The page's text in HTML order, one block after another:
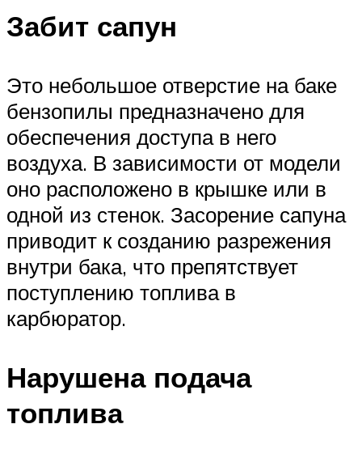
Забит сапун
Это небольшое отверстие на баке
бензопилы предназначено для
обеспечения доступа в него
воздуха. В зависимости от модели
оно расположено в крышке или в
одной из стенок. Засорение сапуна
приводит к созданию разрежения
внутри бака, что препятствует
поступлению топлива в
карбюратор.
Нарушена подача
топлива